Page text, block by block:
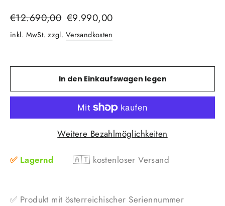
Normaler
Preis
€12.690,00 Sonderpreis
€9.990,00
inkl. MwSt. zzgl. Versandkosten
In den Einkaufswagen legen
Weitere Bezahlmöglichkeiten
✅ Lagernd 🇦🇹 kostenloser Versand
✅ Produkt mit österreichischer Seriennummer